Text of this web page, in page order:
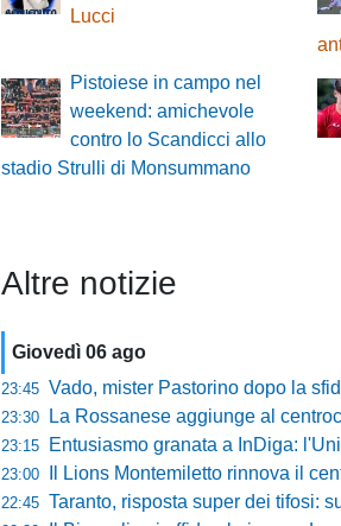
Lucci
Pistoiese in campo nel
weekend: amichevole
contro lo Scandicci allo
stadio Strulli di Monsummano
Altre notizie
Giovedì 06 ago
23:45 Vado, mister Pastorino dopo la sfida col Torino:
23:30 La Rossanese aggiunge al centrocampo
23:15 Entusiasmo granata a InDiga: l'Union
23:00 Il Lions Montemiletto rinnova il
22:45 Taranto, risposta super dei tifosi: